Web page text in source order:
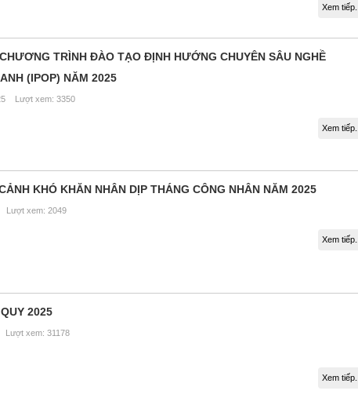
Xem tiếp...
TRÌNH ĐÀO TẠO ĐỊNH HƯỚNG CHUYÊN SÂU NGHỀ
(IPOP) NĂM 2025
Lượt xem: 3350
Xem tiếp...
KHÓ KHĂN NHÂN DỊP THÁNG CÔNG NHÂN NĂM 2025
Lượt xem: 2049
Xem tiếp...
2025
xem: 31178
Xem tiếp...